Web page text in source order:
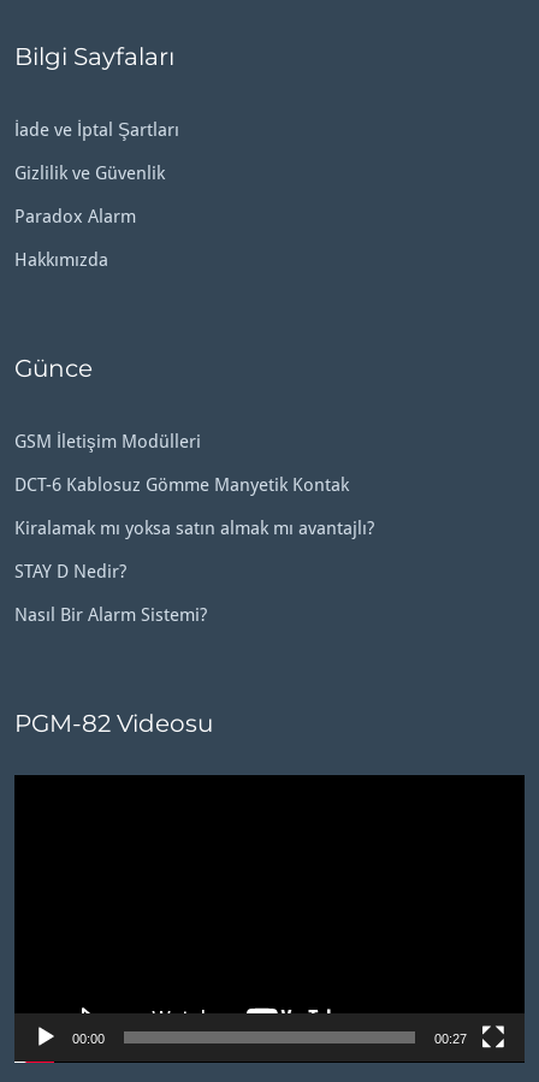
Bilgi Sayfaları
İade ve İptal Şartları
Gizlilik ve Güvenlik
Paradox Alarm
Hakkımızda
Günce
GSM İletişim Modülleri
DCT-6 Kablosuz Gömme Manyetik Kontak
Kiralamak mı yoksa satın almak mı avantajlı?
STAY D Nedir?
Nasıl Bir Alarm Sistemi?
PGM-82 Videosu
00:00 00:27